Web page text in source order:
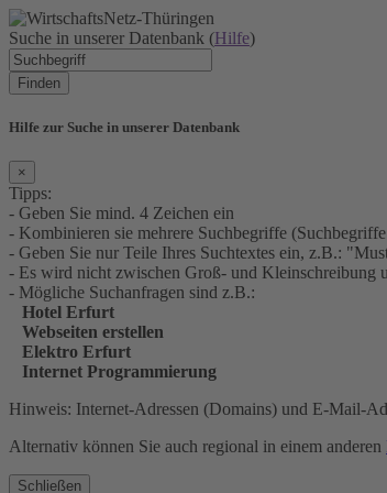
Suche in unserer Datenbank (Hilfe)
Finden
Hilfe zur Suche in unserer Datenbank
×
Tipps:
- Geben Sie mind. 4 Zeichen ein
- Kombinieren sie mehrere Suchbegriffe
- Geben Sie nur Teile Ihres Suchtextes ein, z.B.:
- Es wird nicht zwischen Groß- und Kleinschreibung
- Mögliche Suchanfragen sind z.B.:
Hotel Erfurt
Webseiten erstellen
Elektro Erfurt
Internet Programmierung
Hinweis: Internet-Adressen (Domains) und E-Mail-
Alternativ können Sie auch regional in einem anderen
Schließen